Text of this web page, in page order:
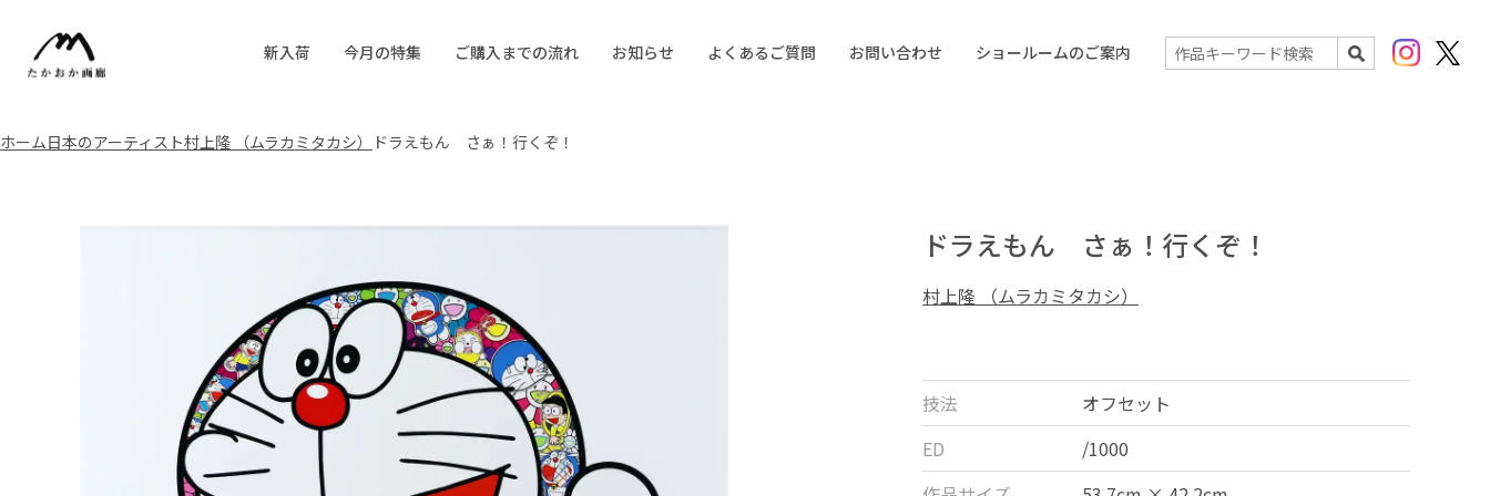
新入荷 今月の特集 ご購入までの流れ お知らせ よくあるご質問 お問い合わせ ショールームのご案内
検索
Instagram
ホーム日本のアーティスト村上隆 （ムラカミタカシ） ドラえもん さぁ！行くぞ！
ドラえもん さぁ！行くぞ！
村上隆 （ムラカミタカシ）
技法
オフセット
ED
/1000